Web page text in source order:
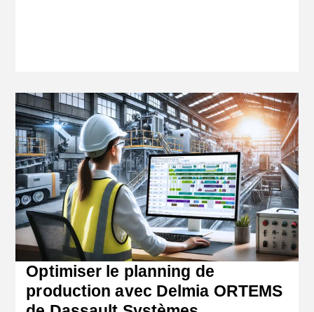
Optimiser le planning de
production avec Delmia ORTEMS